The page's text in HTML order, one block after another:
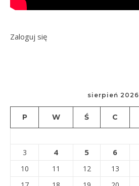
Zaloguj się
sierpień 2026
P W Ś C
3
4 5 6
10
11 12 13